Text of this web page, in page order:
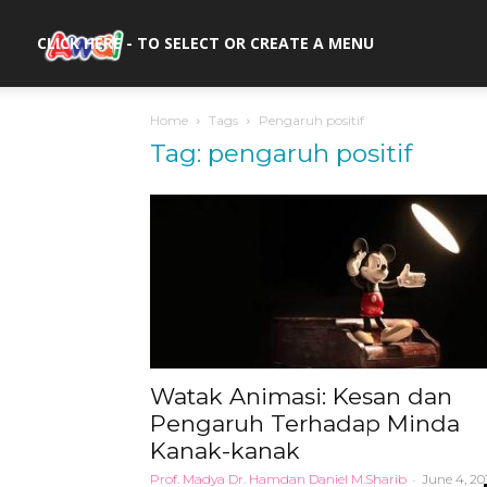
awal.my
CLICK HERE - TO SELECT OR CREATE A MENU
Home Tags Pengaruh positif
Tag: pengaruh positif
Watak Animasi: Kesan dan
Pengaruh Terhadap Minda
Kanak-kanak
Prof. Madya Dr. Hamdan Daniel M.Sharib - June 4,